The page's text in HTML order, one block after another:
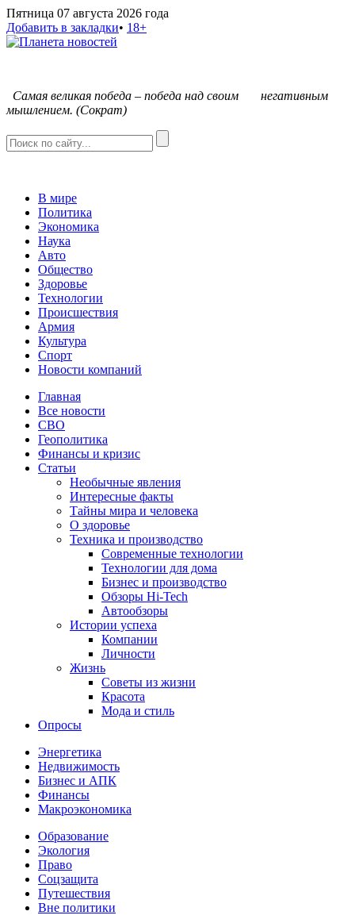
Пятница 07 августа 2026 года
Добавить в закладки• 18+
Самая великая победа – победа над своим негативным
мышлением. (Сократ)
В мире
Политика
Экономика
Наука
Авто
Общество
Здоровье
Технологии
Происшествия
Армия
Культура
Спорт
Новости компаний
Главная
Все новости
СВО
Геополитика
Финансы и кризис
Статьи
Необычные явления
Интересные факты
Тайны мира и человека
О здоровье
Техника и производство
Современные технологии
Технологии для дома
Бизнес и производство
Обзоры Hi-Tech
Автообзоры
Истории успеха
Компании
Личности
Жизнь
Советы из жизни
Красота
Мода и стиль
Опросы
Энергетика
Недвижимость
Бизнес и АПК
Финансы
Макроэкономика
Образование
Экология
Право
Соцзащита
Путешествия
Вне политики